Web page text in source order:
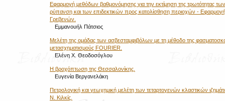
Εφαρμογή μεθόδων βαθμονόμησης για την εκτίμηση της τρωτότητας
ρύπανση και των επιδεκτικών προς κατολίσθηση περιοχών -
Γρεβενών.
Εμμανουήλ Πάτσιος
Μελέτη της ομάδας των ασβεσταμφιβόλων με τη μέθοδο της
μετασχηματισμούς FOURIER.
Ελένη Χ. Θεοδοσόγλου
Η βροχόπτωση της Θεσσαλονίκης.
Ευγενία Βεργανελάκη
Πετρολογική και γεωχημική μελέτη των τεταρτογενών κλαστικών
Ν. Κιλκίς.